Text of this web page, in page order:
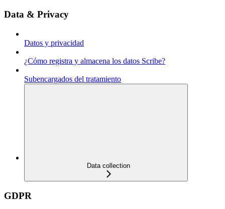
Data & Privacy
Datos y privacidad
¿Cómo registra y almacena los datos Scribe?
Subencargados del tratamiento
Data collection
GDPR